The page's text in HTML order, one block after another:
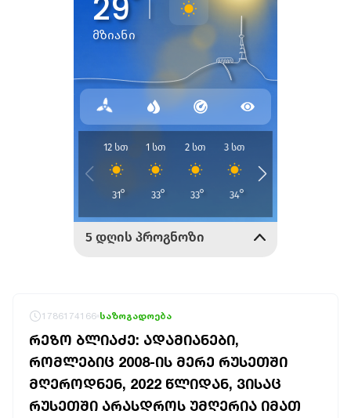
1786174166 საზოგადოება
ᲠᲔᲖᲝ ᲑᲚᲘᲐᲫᲔ: ᲐᲓᲐᲛᲘᲐᲜᲔᲑᲘ,
ᲠᲝᲛᲚᲔᲑᲘᲪ 2008-ᲘᲡ ᲛᲔᲠᲔ ᲠᲣᲡᲔᲗᲨᲘ
ᲛᲦᲔᲠᲝᲓᲜᲔᲜ, 2022 ᲬᲚᲘᲓᲐᲜ, ᲕᲘᲡᲐᲪ
ᲠᲣᲡᲔᲗᲨᲘ ᲐᲠᲐᲡᲓᲠᲝᲡ ᲣᲛᲦᲔᲠᲘᲐ ᲘᲛᲐᲗ